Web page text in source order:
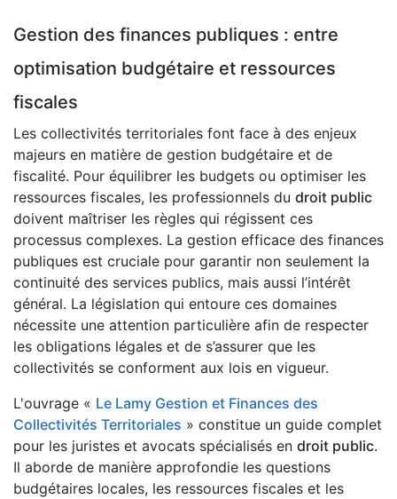
Gestion des finances publiques : entre
optimisation budgétaire et ressources
fiscales
Les collectivités territoriales font face à des enjeux
majeurs en matière de gestion budgétaire et de
fiscalité. Pour équilibrer les budgets ou optimiser les
ressources fiscales, les professionnels du droit public
doivent maîtriser les règles qui régissent ces
processus complexes. La gestion efficace des finances
publiques est cruciale pour garantir non seulement la
continuité des services publics, mais aussi l’intérêt
général. La législation qui entoure ces domaines
nécessite une attention particulière afin de respecter
les obligations légales et de s’assurer que les
collectivités se conforment aux lois en vigueur.
L'ouvrage « Le Lamy Gestion et Finances des
Collectivités Territoriales » constitue un guide complet
pour les juristes et avocats spécialisés en droit public.
Il aborde de manière approfondie les questions
budgétaires locales, les ressources fiscales et les